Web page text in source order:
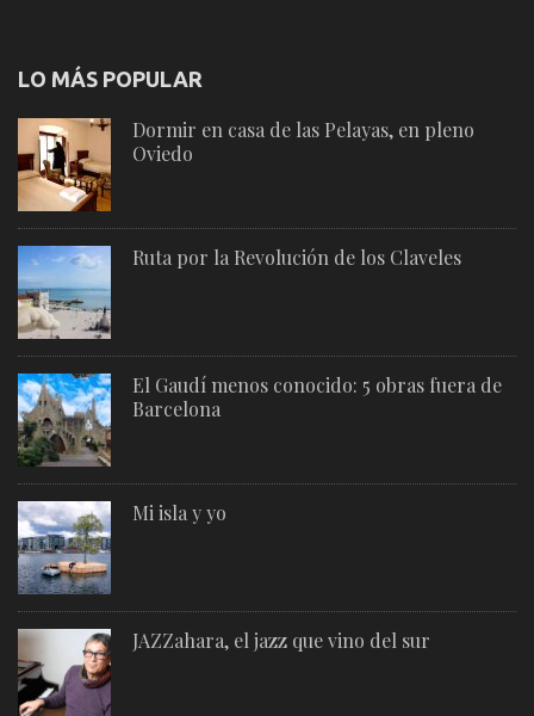
LO MÁS POPULAR
Dormir en casa de las Pelayas, en pleno
Oviedo
Ruta por la Revolución de los Claveles
El Gaudí menos conocido: 5 obras fuera de
Barcelona
Mi isla y yo
JAZZahara, el jazz que vino del sur